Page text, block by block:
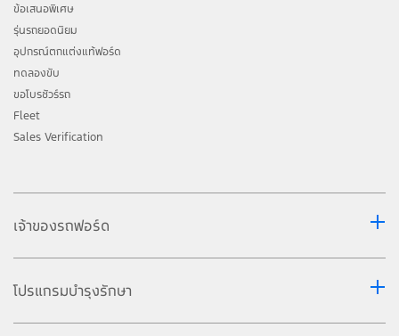
ข้อเสนอพิเศษ
รุ่นรถยอดนิยม
อุปกรณ์ตกแต่งแท้ฟอร์ด
ทดลองขับ
ขอโบรชัวร์รถ
Fleet
Sales Verification
เจ้าของรถฟอร์ด
โปรแกรมบำรุงรักษา